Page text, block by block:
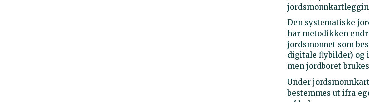
Den systematiske
har metodikken
jordsmonnet som
digitale flybilder) og
men jordboret
Under
bestemmes ut ifra